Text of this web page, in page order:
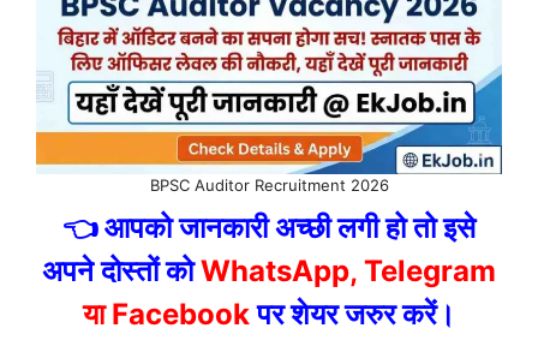
BPSC Auditor Recruitment 2026
👈 आपको जानकारी अच्छी लगी हो तो इसे
अपने दोस्तों कोWhatsApp, Telegram
या Facebookपर शेयर जरुर करें।